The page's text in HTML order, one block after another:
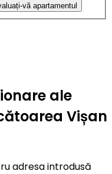
vă apartamentul
ale
Vișan
adresa introdusă